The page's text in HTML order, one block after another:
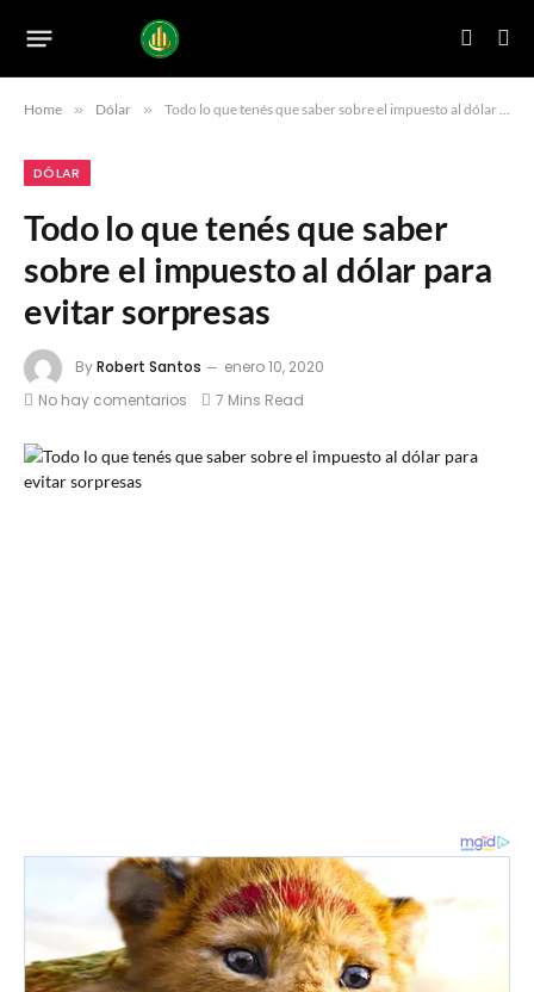
Home » Dólar » Todo lo que tenés que saber sobre el impuesto al dólar para evitar sorpresas
DÓLAR
Todo lo que tenés que saber
sobre el impuesto al dólar para
evitar sorpresas
ByRobert Santos
enero 10, 2020
No hay comentarios
7 Mins Read